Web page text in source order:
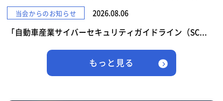
当会からのお知らせ 2026.08.06
「自動車産業サイバーセキュリティガイドライン（SC...
もっと見る